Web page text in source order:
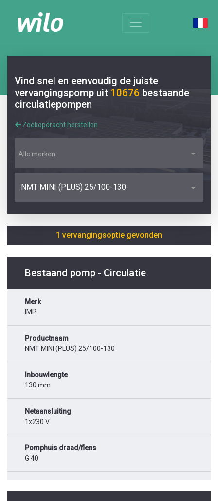
Vind snel en eenvoudig de juiste
vervangingspomp uit 10676 bestaande
circulatiepompen
Zoekopdracht herstellen
Alle merken
NMT MINI (PLUS) 25/100-130
1 vervangingsoptie gevonden
Bestaand pomp - Circulatie
Merk
IMP
Productnaam
NMT MINI (PLUS) 25/100-130
Inbouwlengte
130 mm
Netaansluiting
1x230 V
Pomphuis draad/flens
G 40